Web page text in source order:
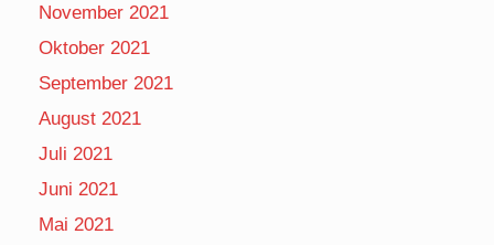
November 2021
Oktober 2021
September 2021
August 2021
Juli 2021
Juni 2021
Mai 2021